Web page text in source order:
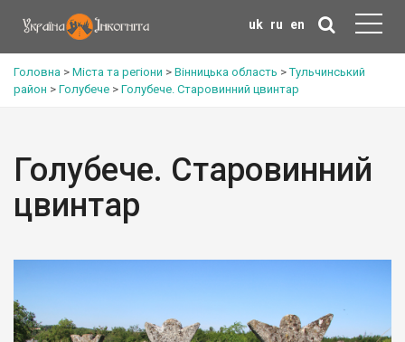
uk ru en
Головна > Міста та регіони > Вінницька область >Тульчинський
район > Голубече > Голубече. Старовинний цвинтар
Голубече. Старовинний
цвинтар